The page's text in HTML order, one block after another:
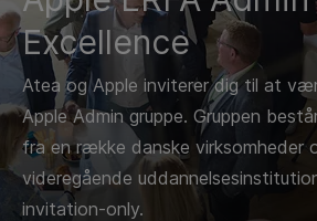
Excellence
Atea og Apple inviterer dig til at
Apple Admin gruppe. Gruppen
fra en række danske virksomheder
videregående
invitation-only.